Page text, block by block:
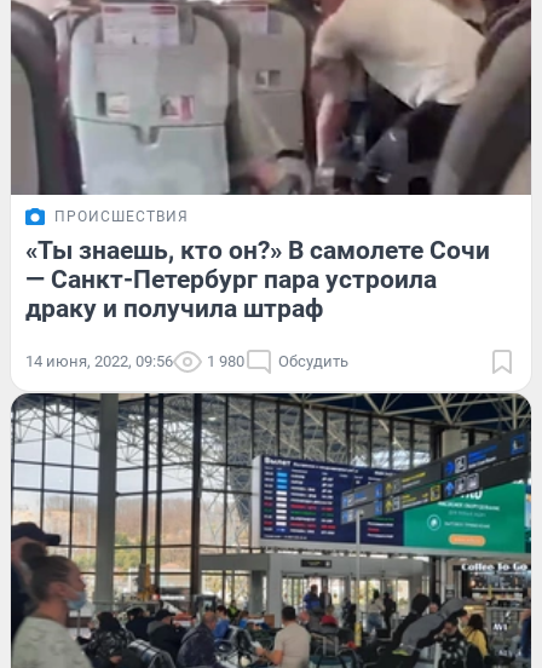
ПРОИСШЕСТВИЯ
«Ты знаешь, кто он?» В самолете Сочи
— Санкт-Петербург пара устроила
драку и получила штраф
14 июня, 2022, 09:56 1 980 Обсудить